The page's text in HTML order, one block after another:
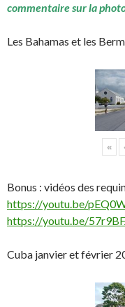
commentaire sur la
Les Bahamas et les
«
Bonus : vidéos des
https://youtu.be/
https://youtu.be/
Cuba janvier et février